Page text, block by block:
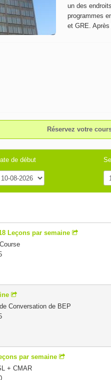
un des
programmes
et GRE.
Réservez votre
de début
Leçons par semaine
Conversation de BEP
par semaine
+ CMAR